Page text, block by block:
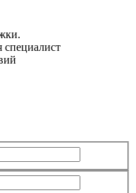
специалист